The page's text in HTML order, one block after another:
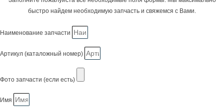
быстро найдем необходимую запчасть и свяжемся с Вами.
Наименование запчасти
Артикул (каталожный номер)
Фото запчасти (если есть)
Имя